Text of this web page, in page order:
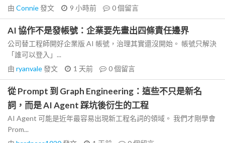
由 Connie發文 9 小時前 0個留言
AI 協作不是發帳號：企業要先畫出四條責任邊界
公司替工程師開好企業版 AI 帳號，治理其實還沒開始。 帳號只解決
「誰可以登入」...
由 ryanvale發文 1 天前 0個留言
從 Prompt 到 Graph Engineering：這些不只是新名
詞，而是 AI Agent 踩坑後衍生的工程
AI Agent 可能是近年最容易出現新工程名詞的領域。 我們才剛學會
Prom...